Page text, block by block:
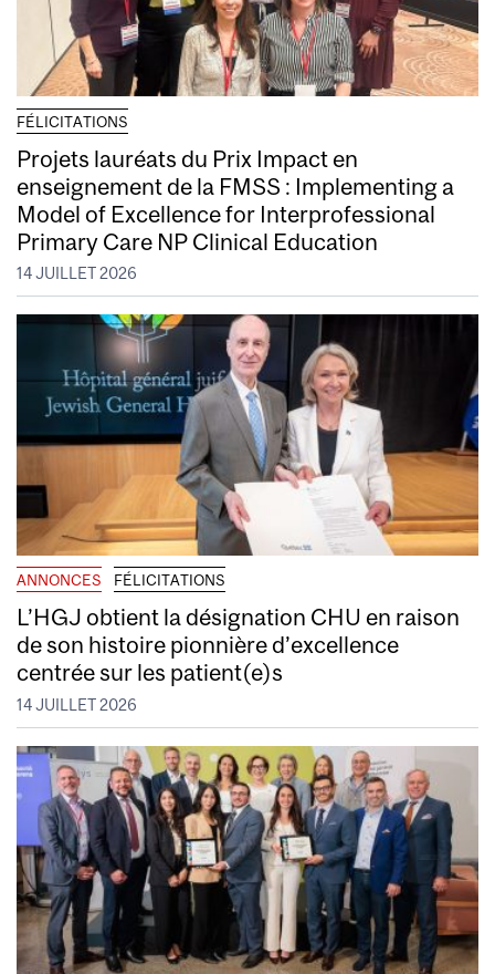
FÉLICITATIONS
Projets lauréats du Prix Impact en
enseignement de la FMSS : Implementing a
Model of Excellence for Interprofessional
Primary Care NP Clinical Education
14 JUILLET 2026
ANNONCES FÉLICITATIONS
L’HGJ obtient la désignation CHU en raison
de son histoire pionnière d’excellence
centrée sur les patient(e)s
14 JUILLET 2026